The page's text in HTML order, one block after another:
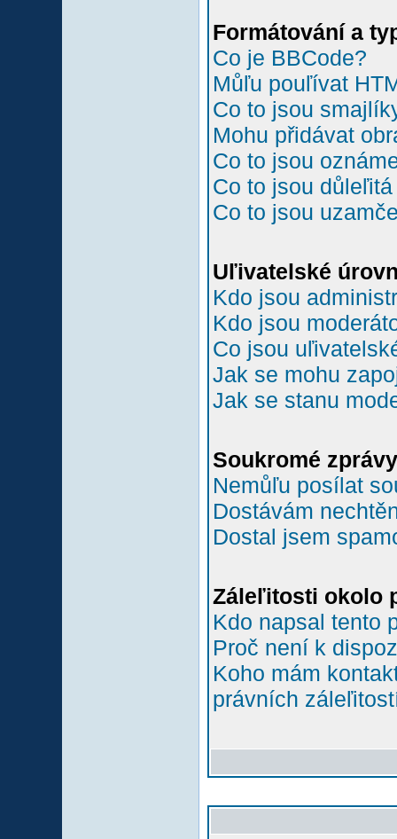
Formátování a
Co je BBCode?
Můľu pouľívat
Co to jsou
Mohu přidávat
Co to jsou
Co to jsou
Co to jsou
Uľivatelské
Kdo jsou
Kdo jsou
Co jsou
Jak se mohu
Jak se stanu
Soukromé zprávy
Nemůľu posílat
Dostávám
Dostal jsem
Záleľitosti okolo
Kdo napsal tento
Proč není k
Koho mám
právních